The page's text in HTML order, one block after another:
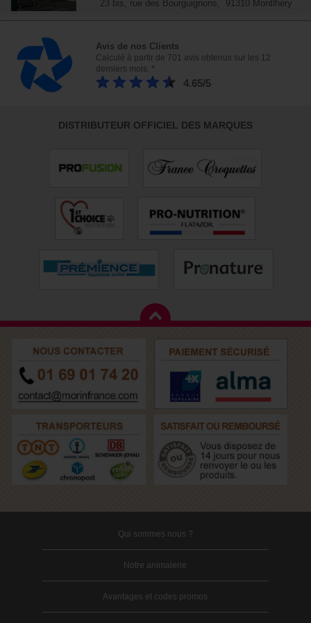
23 bis, rue des Bourguignons, 91310 Montlhéry
Avis de nos Clients
Calculé à partir de 701 avis obtenus sur les 12
derniers mois. *
4.65/5
DISTRIBUTEUR OFFICIEL DES MARQUES
Qui sommes nous ?
Notre animalerie
Avantages et codes promos